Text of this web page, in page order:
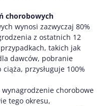
chorobowych
wynosi zazwyczaj 80%
z ostatnich 12
takich jak
dawców, pobranie
przysługuje 100%
chorobowe
tego okresu,